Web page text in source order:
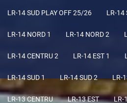
LR-14 SUD PLAY OFF 25/26 LR-14
LR-14 NORD 1 LR-14 NORD 2
LR-14 CENTRU 2 LR-14 EST 1
LR-14 SUD 1 LR-14 SUD 2 LR-
LR-13 CENTRU LR-13 EST LR-